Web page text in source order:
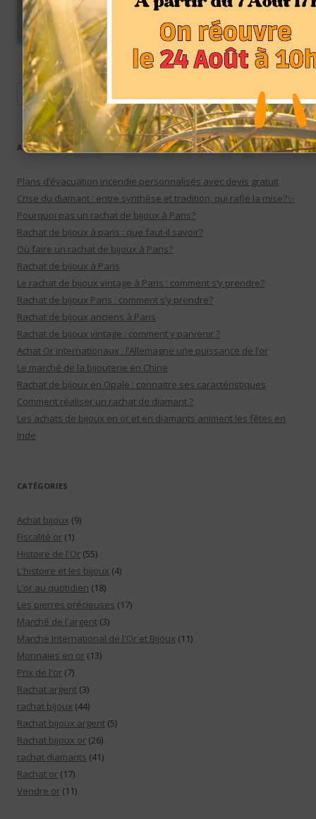
Rechercher :
ARTICLES RÉCENTS
Plans d’évacuation incendie personnalisés avec devis gratuit
Crise du diamant : entre synthèse et tradition, qui rafle la mise?✨
Pourquoi pas un rachat de bijoux à Paris?
Rachat de bijoux à paris : que faut-il savoir?
Où faire un rachat de bijoux à Paris?
Rachat de bijoux à Paris
Le rachat de bijoux vintage à Paris : comment s’y prendre?
Rachat de bijoux Paris : comment s’y prendre?
Rachat de bijoux anciens à Paris
Rachat de bijoux vintage : comment y parvenir ?
Achat Or internationaux : l’Allemagne une puissance de l’or
Le marché de la bijouterie en Chine
Rachat de bijoux en Opale : connaitre ses caractéristiques
Comment réaliser un rachat de diamant ?
Les achats de bijoux en or et en diamants animent les fêtes en
Inde
CATÉGORIES
Achat bijoux (9)
Fiscalité or (1)
Histoire de l'Or (55)
L'histoire et les bijoux (4)
L'or au quotidien (18)
Les pierres précieuses (17)
Marché de l'argent (3)
Marche International de l'Or et Bijoux (11)
Monnaies en or (13)
Prix de l'or (7)
Rachat argent (3)
rachat bijoux (44)
Rachat bijoux argent (5)
Rachat bijoux or (26)
rachat diamants (41)
Rachat or (17)
Vendre or (11)